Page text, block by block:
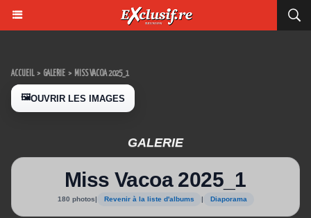
ACCUEIL > GALERIE > MISS VACOA 2025_1
🖼️OUVRIR LES IMAGES
GALERIE
Miss Vacoa 2025_1
180 photos| Revenir à la liste d'albums | Diaporama